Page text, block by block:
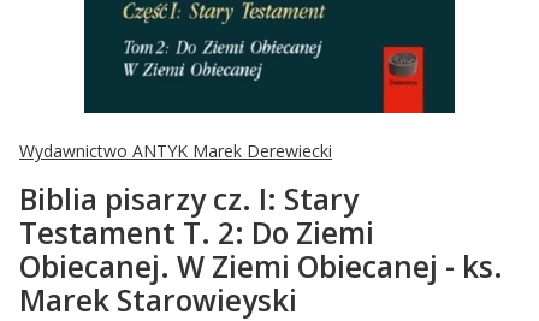
Wydawnictwo ANTYK Marek Derewiecki
Biblia pisarzy cz. I: Stary
Testament T. 2: Do Ziemi
Obiecanej. W Ziemi Obiecanej - ks.
Marek Starowieyski